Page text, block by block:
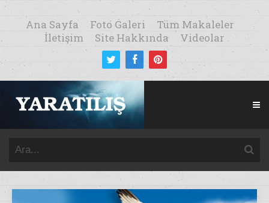
Ana Sayfa Foto Galeri
Tüm Makaleler
İletişim
Site Hakkında Videolar